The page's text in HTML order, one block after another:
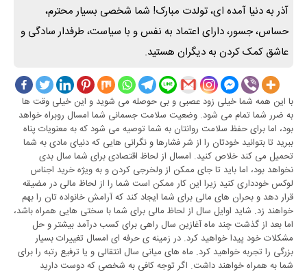
آذر به دنیا آمده ای، تولدت مبارک! شما شخصی بسیار محترم،
حساس، جسور، دارای اعتماد به نفس و با سیاست، طرفدار سادگی و
عاشق کمک کردن به دیگران هستید.
با این همه شما خیلی زود عصبی و بی حوصله می شوید و این خیلی وقت ها
به ضرر شما تمام می شود. وضعیت سلامت جسمانی شما امسال روبراه خواهد
بود، اما برای حفظ سلامت روانتان به شما توصیه می شود که به معنویات پناه
ببرید تا بتوانید خودتان را از شر فشارها و نگرانی هایی که دنیای مادی به شما
تحمیل می کند خلاص کنید. امسال از لحاظ اقتصادی برای شما سال بدی
نخواهد بود، اما باید تا جای ممکن از ولخرجی کردن و به ویژه خرید اجناس
لوکس خودداری کنید زیرا این کار ممکن است شما را از لحاظ مالی در مضیقه
قرار دهد و بحران های مالی برای شما ایجاد کند که آرامش خانواده تان را بهم
خواهند زد. شاید اوایل سال از لحاظ مالی برای شما با سختی هایی همراه باشد،
اما بعد از گذشت چند ماه آغازین سال راهی برای کسب درآمد بیشتر و حل
مشکلات خود پیدا خواهید کرد. در زمینه ی حرفه ای امسال تغییرات بسیار
بزرگی را تجربه خواهید کرد. ماه های میانی سال انتقالی و یا ترفیع رتبه را برای
شما به همراه خواهند داشت. اگر توجه کافی به شخصی که دوست دارید